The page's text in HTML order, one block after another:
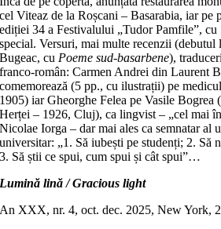
cel Viteaz de la Roșcani – Basarabia, iar pe
ediției 34 a Festivalului „Tudor Pamfile”,
special. Versuri, mai multe recenzii (debutul
Bugeac, cuPoeme sud-basarbene),
franco-român: Carmen Andrei din Laurent
comemorează (5 pp., cu ilustrații) pe
1905) iar Gheorghe Felea pe Vasile
Herței – 1926, Cluj), ca lingvist – „cel mai
Nicolae Iorga – dar mai ales ca semnatar al
universitar: „1. Să iubești pe studenți; 2. Să
3. Să știi ce spui, cum spui și cât spui”…
Lumină lină / Gracious light
An XXX, nr. 4, oct. dec. 2025, New York,